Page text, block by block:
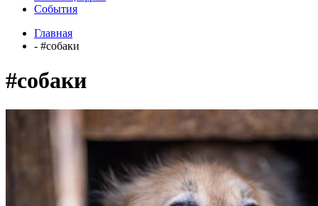
События
Главная
- #собаки
#собаки